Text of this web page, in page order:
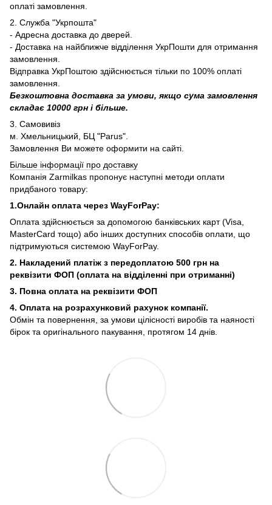
оплаті замовлення.
2. Служба "Укрпошта"
- Адресна доставка до дверей.
- Доставка на найближче відділення УкрПошти для отримання
замовлення.
Відправка УкрПоштою здійснюється тільки по 100% оплаті
замовлення.
Безкоштовна доставка за умови, якщо сума замовлення
складає 10000 грн і більше.
3. Самовивіз
м. Хмельницький, БЦ "Parus".
Замовлення Ви можете оформити на сайті.
Більше інформації про доставку
Компанія Zarmilkas пропонує наступні методи оплати
придбаного товару:
1.Онлайн оплата через WayForPay:
Оплата здійснюється за допомогою банківських карт (Visa,
MasterCard тощо) або інших доступних способів оплати, що
підтримуються системою WayForPay.
2. Накладений платіж з передоплатою 500 грн на
реквізити ФОП (оплата на відділенні при отриманні)
3. Повна оплата на реквізити ФОП
4. Оплата на розрахунковий рахунок компанії.
Обмін та повернення, за умови цілісності виробів та наяності
бірок та оригінального пакування, протягом 14 днів.